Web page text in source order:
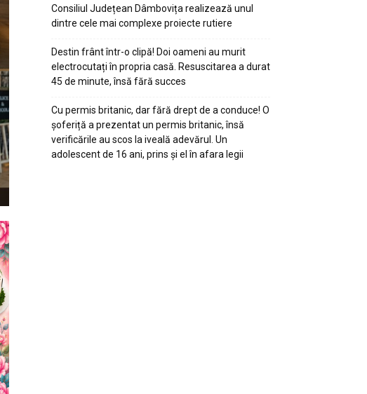
Consiliul Județean Dâmbovița realizează unul
dintre cele mai complexe proiecte rutiere
Destin frânt într-o clipă! Doi oameni au murit
electrocutați în propria casă. Resuscitarea a durat
45 de minute, însă fără succes
Cu permis britanic, dar fără drept de a conduce! O
șoferiță a prezentat un permis britanic, însă
verificările au scos la iveală adevărul. Un
adolescent de 16 ani, prins și el în afara legii